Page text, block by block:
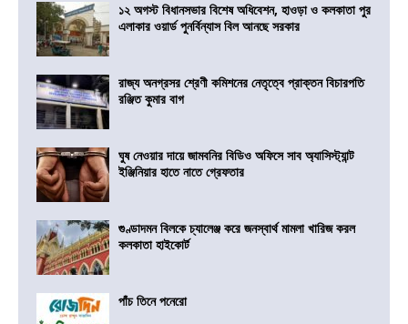
১২ অগস্ট বিধানসভার বিশেষ অধিবেশন, হাওড়া ও কলকাতা পুর
এলাকার ওয়ার্ড পুনর্বিন্যাস বিল আনছে সরকার
রাজ্য অনগ্রসর শ্রেণী কমিশনের নেতৃত্বে প্রাক্তন বিচারপতি
রঞ্জিত কুমার বাগ
ঘুষ নেওয়ার দায়ে জামবনির বিডিও অফিসে সাব অ্যাসিস্ট্যান্ট
ইঞ্জিনিয়ার হাতে নাতে গ্রেফতার
গুণ্ডাদমন বিলকে চ্যালেঞ্জ করে জনস্বার্থ মামলা খারিজ করল
কলকাতা হাইকোর্ট
পাঁচ তিনে পনেরো